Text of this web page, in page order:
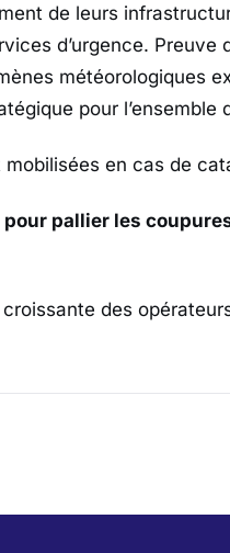
de leurs
d’urgence. Preuve
météorologiques
pour l’ensemble
en cas de
pallier les
des